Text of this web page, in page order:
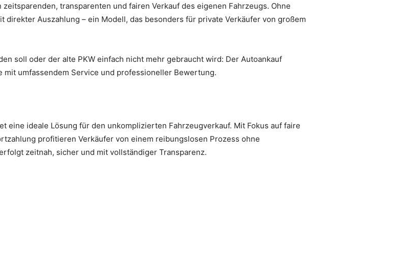
transparenten und fairen Verkauf des eigenen Fahrzeugs. Ohne
direkter Auszahlung – ein Modell, das besonders für private Verkäufer von großem
soll oder der alte PKW einfach nicht mehr gebraucht wird: Der Autoankauf
umfassendem Service und professioneller Bewertung.
eine ideale Lösung für den unkomplizierten Fahrzeugverkauf. Mit Fokus auf faire
profitieren Verkäufer von einem reibungslosen Prozess ohne
zeitnah, sicher und mit vollständiger Transparenz.